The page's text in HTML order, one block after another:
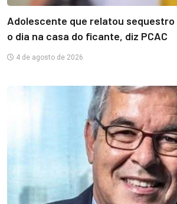
Adolescente que relatou sequestro
o dia na casa do ficante, diz PCAC
4 de agosto de 2026